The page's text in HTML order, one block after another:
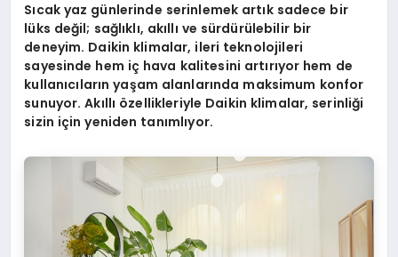
Sıcak yaz günlerinde serinlemek artık sadece bir
lüks değil; sağlıklı, akıllı ve sürdürülebilir bir
deneyim. Daikin klimalar, ileri teknolojileri
sayesinde hem iç hava kalitesini artırıyor hem de
kullanıcıların yaşam alanlarında maksimum konfor
sunuyor. Akıllı özellikleriyle Daikin klimalar, serinliği
sizin için yeniden tanımlıyor.